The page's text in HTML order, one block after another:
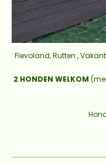
Flevoland, Rutten ,
2 HONDEN WELKOM